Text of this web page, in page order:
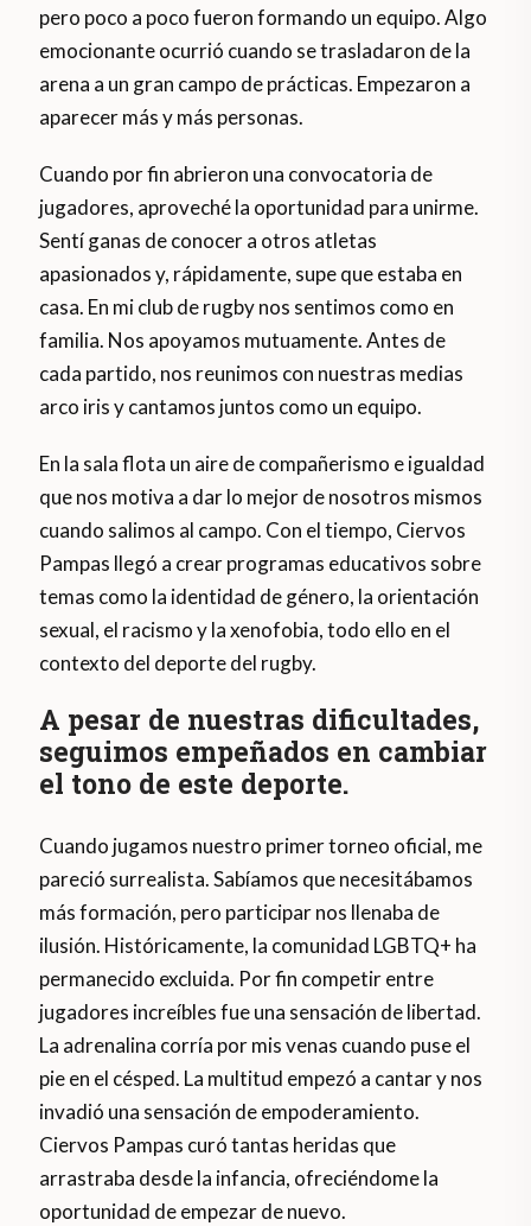
pero poco a poco fueron formando un equipo. Algo
emocionante ocurrió cuando se trasladaron de la
arena a un gran campo de prácticas. Empezaron a
aparecer más y más personas.
Cuando por fin abrieron una convocatoria de
jugadores, aproveché la oportunidad para unirme.
Sentí ganas de conocer a otros atletas
apasionados y, rápidamente, supe que estaba en
casa. En mi club de rugby nos sentimos como en
familia. Nos apoyamos mutuamente. Antes de
cada partido, nos reunimos con nuestras medias
arco iris y cantamos juntos como un equipo.
En la sala flota un aire de compañerismo e igualdad
que nos motiva a dar lo mejor de nosotros mismos
cuando salimos al campo. Con el tiempo, Ciervos
Pampas llegó a crear programas educativos sobre
temas como la identidad de género, la orientación
sexual, el racismo y la xenofobia, todo ello en el
contexto del deporte del rugby.
A pesar de nuestras dificultades,
seguimos empeñados en cambiar
el tono de este deporte.
Cuando jugamos nuestro primer torneo oficial, me
pareció surrealista. Sabíamos que necesitábamos
más formación, pero participar nos llenaba de
ilusión. Históricamente, la comunidad LGBTQ+ ha
permanecido excluida. Por fin competir entre
jugadores increíbles fue una sensación de libertad.
La adrenalina corría por mis venas cuando puse el
pie en el césped. La multitud empezó a cantar y nos
invadió una sensación de empoderamiento.
Ciervos Pampas curó tantas heridas que
arrastraba desde la infancia, ofreciéndome la
oportunidad de empezar de nuevo.